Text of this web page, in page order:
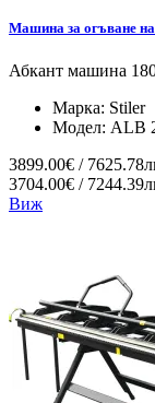
Машина за огъване
Абкант машина
Марка: Stiler
Модел: ALB
3899.00€ /
3704.00€ /
Виж